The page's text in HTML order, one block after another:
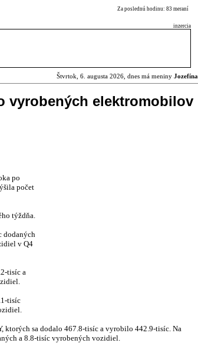
Za poslednú hodinu: 83 meraní
inzercia
Štvrtok, 6. augusta 2026, dnes má meniny Jozefína
vyrobených elektromobilov
po
počet
týždňa.
dodaných
v Q4
tisíc a
tisíc
ktorých sa dodalo 467.8-tisíc a vyrobilo 442.9-tisíc. Na
a 8.8-tisíc vyrobených vozidiel.